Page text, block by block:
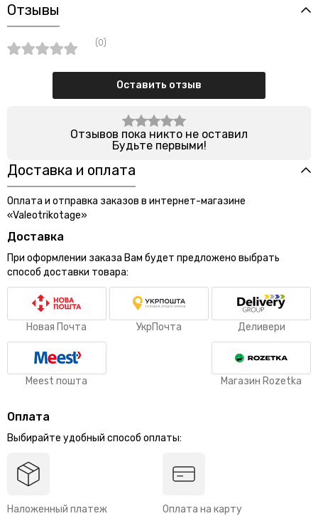
Отзывы
(0)
Оставить отзыв
Отзывов пока никто не оставил
Будьте первыми!
Доставка и оплата
Оплата и отправка заказов в интернет-магазине
«Valeotrikotage»
Доставка
При оформлении заказа Вам будет предложено выбрать
способ доставки товара:
Новая Почта УкрПочта Деливери
Meest пошта Магазин Rozetka
Оплата
Выбирайте удобный способ оплаты:
Наложенный платеж Оплата на карту